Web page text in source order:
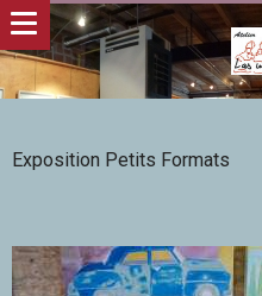
Exposition Petits Formats